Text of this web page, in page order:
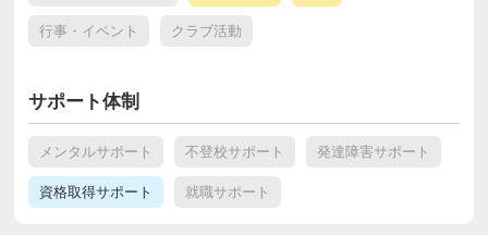
行事・イベント クラブ活動
サポート体制
メンタルサポート 不登校サポート 発達障害サポート
資格取得サポート 就職サポート